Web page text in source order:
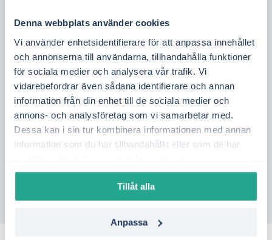
Denna webbplats använder cookies
Vi använder enhetsidentifierare för att anpassa innehållet
och annonserna till användarna, tillhandahålla funktioner
för sociala medier och analysera vår trafik. Vi
vidarebefordrar även sådana identifierare och annan
information från din enhet till de sociala medier och
annons- och analysföretag som vi samarbetar med.
Dessa kan i sin tur kombinera informationen med annan
information som du har tillhandahållit eller som de har
Tillåt alla
Anpassa
Vilket elavtal är bäst för
mig?
Vem måste stå på
elavtalet?
Visar ni alla elavtal på